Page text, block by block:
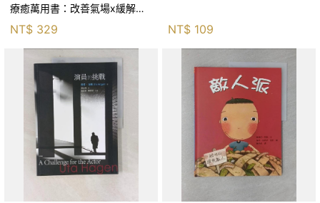
療癒萬用書：改善氣場x緩解疼
痛x穩定身心x增加財富x促進人
緣，250種水晶礦石給你最完整
的生活對策_菲利
NT$ 329 NT$ 109